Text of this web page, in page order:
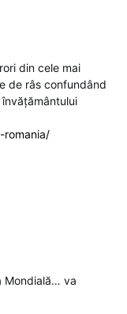
din cele mai
de râs confundând
romania/
Mondială… va